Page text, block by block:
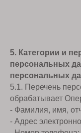
5. Категории и
персональных
персональных
5.1. Перечень
обрабатывает
- Фамилия, имя,
- Адрес